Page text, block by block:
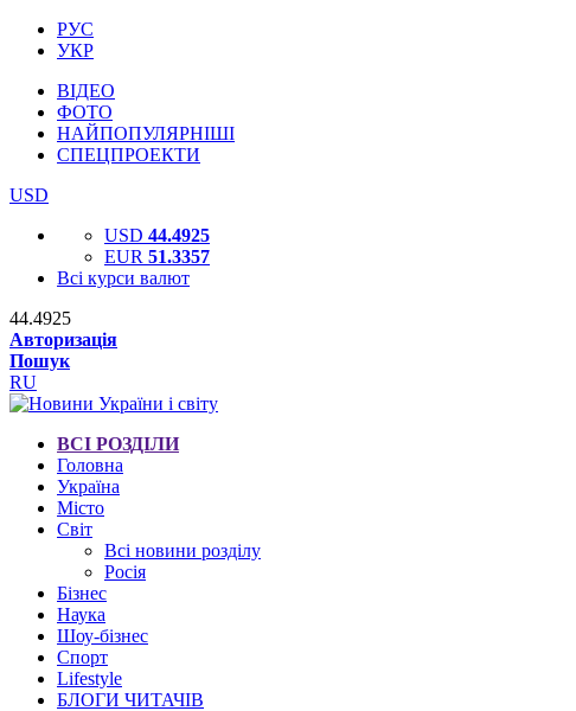
РУС
УКР
ВІДЕО
ФОТО
НАЙПОПУЛЯРНІШІ
СПЕЦПРОЕКТИ
USD
USD 44.4925
EUR 51.3357
Всі курси валют
44.4925
Авторизація
Пошук
RU
ВСІ РОЗДІЛИ
Головна
Україна
Місто
Світ
Всі новини розділу
Росія
Бізнес
Наука
Шоу-бізнес
Спорт
Lifestyle
БЛОГИ ЧИТАЧІВ